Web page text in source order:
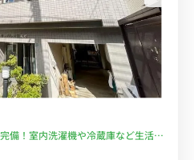
備！室内洗濯機や冷蔵庫など生活家